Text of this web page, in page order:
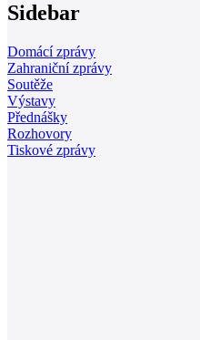
Sidebar
Domácí zprávy
Zahraniční zprávy
Soutěže
Výstavy
Přednášky
Rozhovory
Tiskové zprávy